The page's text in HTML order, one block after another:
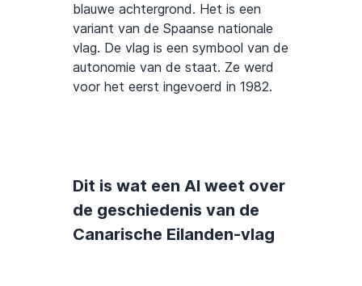
blauwe achtergrond. Het is een
variant van de Spaanse nationale
vlag. De vlag is een symbool van de
autonomie van de staat. Ze werd
voor het eerst ingevoerd in 1982.
Dit is wat een AI weet over
de geschiedenis van de
Canarische Eilanden-vlag